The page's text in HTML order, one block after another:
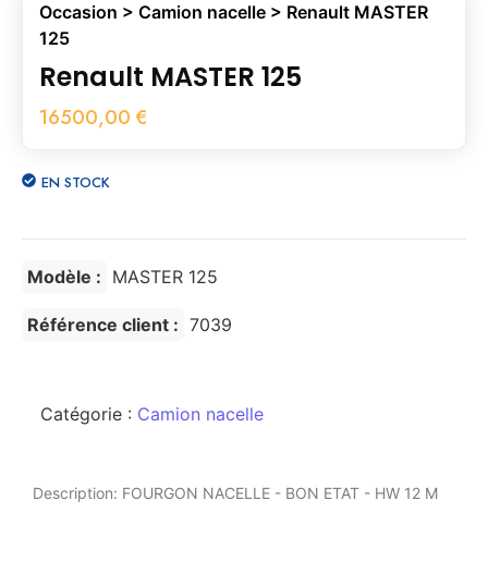
Occasion > Camion nacelle > Renault MASTER
125
Renault MASTER 125
16500,00 €
EN STOCK
Modèle : MASTER 125
Référence client : 7039
Catégorie : Camion nacelle
Description: FOURGON NACELLE - BON ETAT - HW 12 M